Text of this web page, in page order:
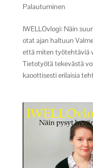
Palautuminen
IWELLOvlogi: Näin
otat ajan haltuun
että miten työtehtäviä
Tietotyötä tekevästä
kaoottisesti erilaisia